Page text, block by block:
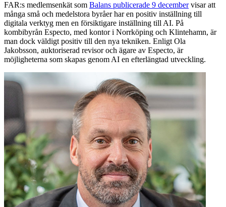
FAR:s medlemsenkät som Balans publicerade 9 decembervisar att
många små och medelstora byråer har en positiv inställning till
digitala verktyg men en försiktigare inställning till AI. På
kombibyrån Especto, med kontor i Norrköping och Klintehamn, är
man dock väldigt positiv till den nya tekniken. Enligt Ola
Jakobsson, auktoriserad revisor och ägare av Especto, är
möjligheterna som skapas genom AI en efterlängtad utveckling.